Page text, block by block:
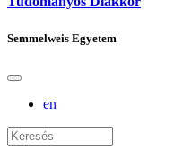
Semmelweis Egyetem
en